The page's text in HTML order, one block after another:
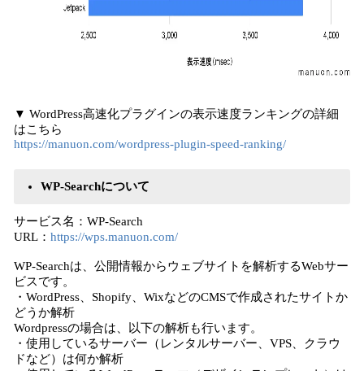
▼ WordPress高速化プラグインの表示速度ランキングの詳細
はこちら
https://manuon.com/wordpress-plugin-speed-ranking/
WP-Searchについて
サービス名：WP-Search
URL： https://wps.manuon.com/
WP-Searchは、公開情報からウェブサイトを解析するWebサー
ビスです。
・WordPress、Shopify、WixなどのCMSで作成されたサイトか
どうか解析
Wordpressの場合は、以下の解析も行います。
・使用しているサーバー（レンタルサーバー、VPS、クラウ
ドなど）は何か解析